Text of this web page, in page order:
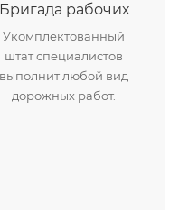
Бригада рабочих
Укомплектованный
штат специалистов
выполнит любой вид
дорожных работ.